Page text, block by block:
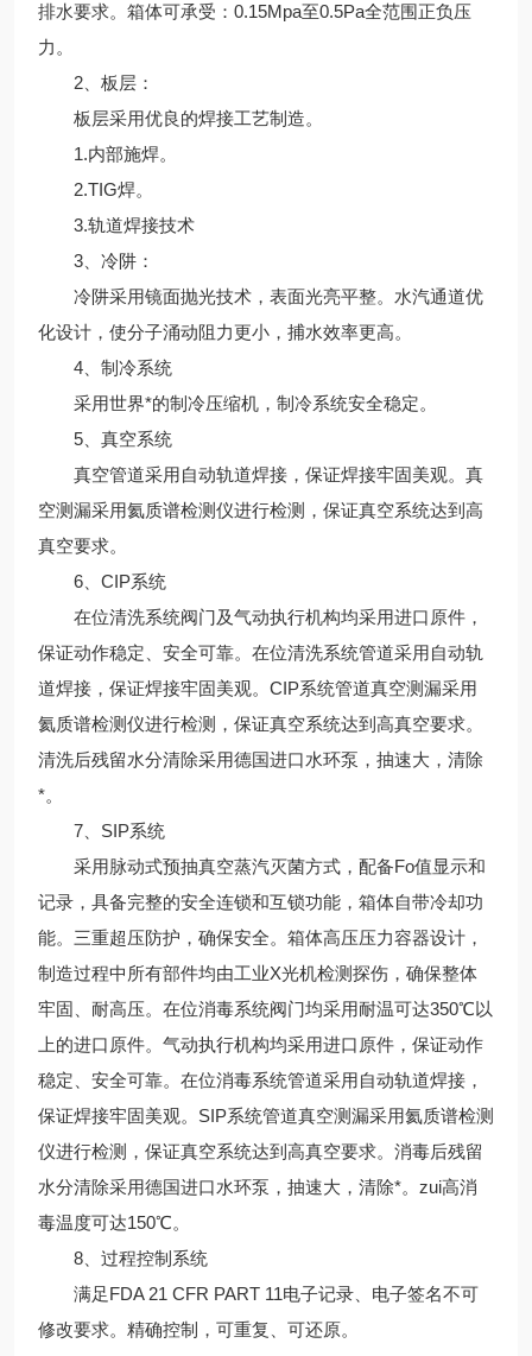
排水要求。箱体可承受：0.15Mpa至0.5Pa全范围正负压
力。
2、板层：
板层采用优良的焊接工艺制造。
1.内部施焊。
2.TIG焊。
3.轨道焊接技术
3、冷阱：
冷阱采用镜面抛光技术，表面光亮平整。水汽通道优
化设计，使分子涌动阻力更小，捕水效率更高。
4、制冷系统
采用世界*的制冷压缩机，制冷系统安全稳定。
5、真空系统
真空管道采用自动轨道焊接，保证焊接牢固美观。真
空测漏采用氦质谱检测仪进行检测，保证真空系统达到高
真空要求。
6、CIP系统
在位清洗系统阀门及气动执行机构均采用进口原件，
保证动作稳定、安全可靠。在位清洗系统管道采用自动轨
道焊接，保证焊接牢固美观。CIP系统管道真空测漏采用
氦质谱检测仪进行检测，保证真空系统达到高真空要求。
清洗后残留水分清除采用德国进口水环泵，抽速大，清除
*。
7、SIP系统
采用脉动式预抽真空蒸汽灭菌方式，配备Fo值显示和
记录，具备完整的安全连锁和互锁功能，箱体自带冷却功
能。三重超压防护，确保安全。箱体高压压力容器设计，
制造过程中所有部件均由工业X光机检测探伤，确保整体
牢固、耐高压。在位消毒系统阀门均采用耐温可达350℃以
上的进口原件。气动执行机构均采用进口原件，保证动作
稳定、安全可靠。在位消毒系统管道采用自动轨道焊接，
保证焊接牢固美观。SIP系统管道真空测漏采用氦质谱检测
仪进行检测，保证真空系统达到高真空要求。消毒后残留
水分清除采用德国进口水环泵，抽速大，清除*。zui高消
毒温度可达150℃。
8、过程控制系统
满足FDA 21 CFR PART 11电子记录、电子签名不可
修改要求。精确控制，可重复、可还原。